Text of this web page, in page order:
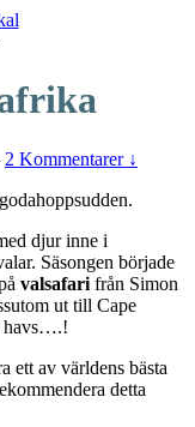
2 Kommentarer ↓
djur inne i
Säsongen började
valsafari från Simon
ut till Cape
havs….!
ett av världens bästa
detta